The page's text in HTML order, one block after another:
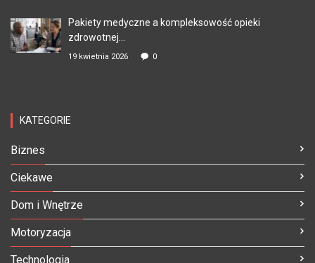
Pakiety medyczne a kompleksowość opieki
zdrowotnej...
19 kwietnia 2026 0
KATEGORIE
Biznes
Ciekawe
Dom i Wnętrze
Motoryzacja
Technologia